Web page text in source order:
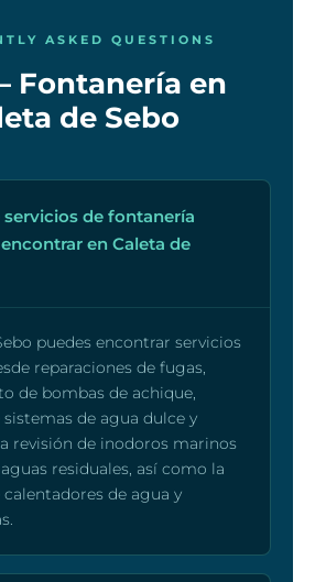
ASKED QUESTIONS
Fontanería en
de Sebo
servicios de fontanería
en Caleta de
puedes encontrar servicios
reparaciones de fugas,
de bombas de achique,
de agua dulce y
revisión de inodoros marinos
residuales, así como la
de agua y